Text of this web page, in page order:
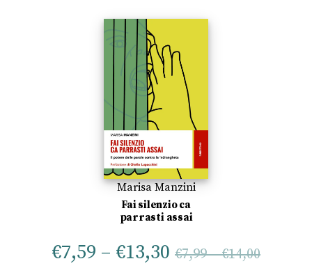
Marisa Manzini
Fai silenzio ca
parrasti assai
€7,59 – €13,30 €7,99–€14,00